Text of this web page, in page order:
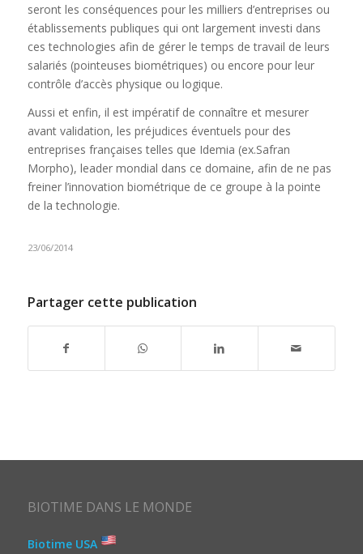
seront les conséquences pour les milliers d’entreprises ou
établissements publiques qui ont largement investi dans
ces technologies afin de gérer le temps de travail de leurs
salariés (pointeuses biométriques) ou encore pour leur
contrôle d’accès physique ou logique.
Aussi et enfin, il est impératif de connaître et mesurer
avant validation, les préjudices éventuels pour des
entreprises françaises telles que Idemia (ex.Safran
Morpho), leader mondial dans ce domaine, afin de ne pas
freiner l’innovation biométrique de ce groupe à la pointe
de la technologie.
23/06/2014
Partager cette publication
BIOTIME DANS LE MONDE
Biotime USA